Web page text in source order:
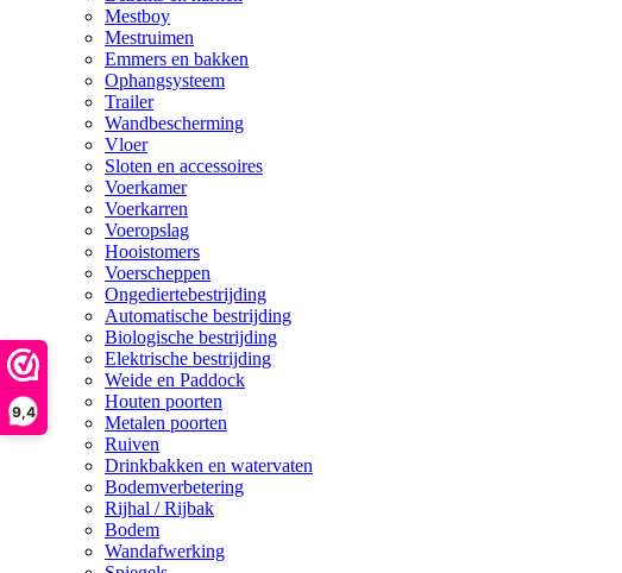
9,4
Mestboy
Mestruimen
Emmers en bakken
Ophangsysteem
Trailer
Wandbescherming
Vloer
Sloten en accessoires
Voerkamer
Voerkarren
Voeropslag
Hooistomers
Voerscheppen
Ongediertebestrijding
Automatische bestrijding
Biologische bestrijding
Elektrische bestrijding
Weide en Paddock
Houten poorten
Metalen poorten
Ruiven
Drinkbakken en watervaten
Bodemverbetering
Rijhal / Rijbak
Bodem
Wandafwerking